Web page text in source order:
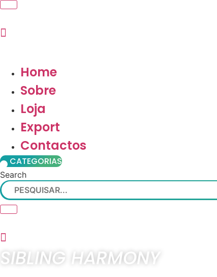
Home
Sobre
Loja
Export
Contactos
CATEGORIAS
Search
SIBLING HARMONY